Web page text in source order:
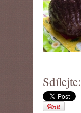
Sdílejte: